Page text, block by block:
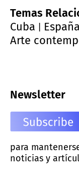
Temas
Cuba
España
Arte
Newsletter
para
noticias y